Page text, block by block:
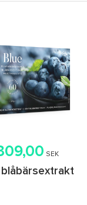
SEK
blåbärsextrakt